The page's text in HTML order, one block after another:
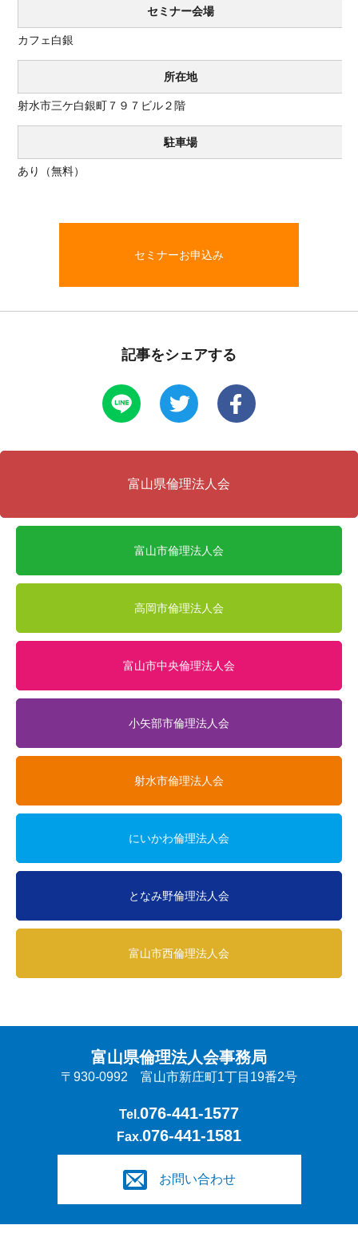
セミナー会場
カフェ白銀
所在地
射水市三ケ白銀町７９７ビル２階
駐車場
あり（無料）
セミナーお申込み
記事をシェアする
富山県倫理法人会
富山市倫理法人会
高岡市倫理法人会
富山市中央倫理法人会
小矢部市倫理法人会
射水市倫理法人会
にいかわ倫理法人会
となみ野倫理法人会
富山市西倫理法人会
富山県倫理法人会事務局
〒930-0992 富山市新庄町1丁目19番2号
Tel.076-441-1577
Fax.076-441-1581
お問い合わせ